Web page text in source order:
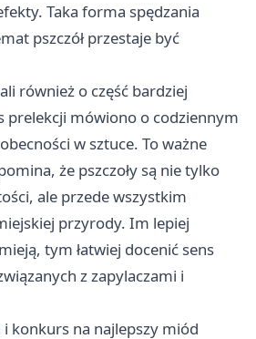
Taka forma spędzania
pszczół przestaje być
również o część bardziej
prelekcji mówiono o codziennym
w sztuce. To ważne
że pszczoły są nie tylko
ale przede wszystkim
przyrody. Im lepiej
tym łatwiej docenić sens
z zapylaczami i
konkurs na najlepszy miód